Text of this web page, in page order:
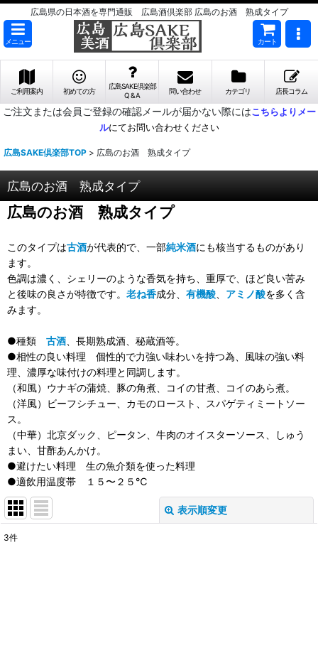
広島県の日本酒を専門通販 広島酒倶楽部 広島のお酒 熟成タイプ
メニュー カート
ご利用案内 初めての方
広島SAKE倶楽部
Q & A
問い合わせ カテゴリ 店長コラム
ご注文または会員ご登録の確認メールが届かない際にはこちらよりメー
ルにてお問い合わせください
広島SAKE倶楽部TOP > 広島のお酒 熟成タイプ
広島のお酒 熟成タイプ
広島のお酒 熟成タイプ
このタイプは古酒が代表的で、一部純米酒にも核当するものがあり
ます。
色調は濃く、シェリーのような香気を持ち、重厚で、ほど良い苦み
と後味の良さが特徴です。 老ね香成分、 有機酸 アミノ酸を多く含
みます。
●種類 古酒 、長期熟成酒、秘蔵酒等。
●相性の良い料理 個性的で力強い味わいを持つ為、風味の強い料
理、濃厚な味付けの料理と同調します。
（和風）ウナギの蒲焼、豚の角煮、コイの甘煮、コイのあら煮。
（洋風）ビーフシチュー、カモのロースト、スパゲティミートソー
ス。
（中華）北京ダック、ピータン、牛肉のオイスターソース、しゅう
まい、甘酢あんかけ。
●避けたい料理 生の魚介類を使った料理
●適飲用温度帯 １５〜２５℃
表示順変更
3件